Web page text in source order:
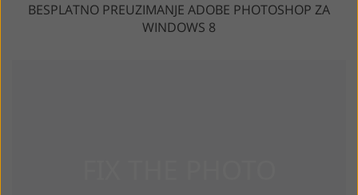
BESPLATNO PREUZIMANJE ADOBE PHOTOSHOP ZA
WINDOWS 8